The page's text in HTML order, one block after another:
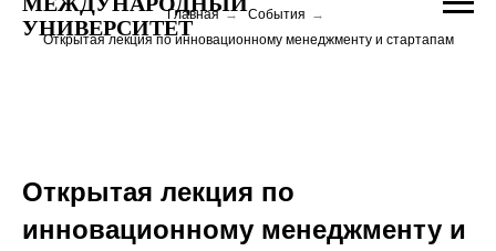
УНИВЕРСИТЕТ
Главная → События →
Открытая лекция по инновационному менеджменту и стартапам
Открытая лекция по
инновационному менеджменту и